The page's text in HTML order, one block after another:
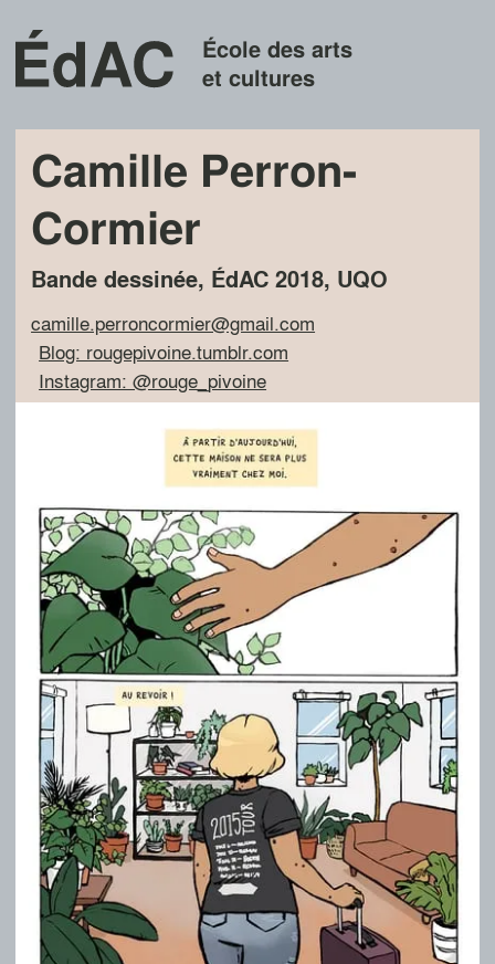
École des arts
et cultures
Camille Perron-
Cormier
Bande dessinée, ÉdAC 2018, UQO
camille.perroncormier@gmail.com
Blog: rougepivoine.tumblr.com
Instagram: @rouge_pivoine